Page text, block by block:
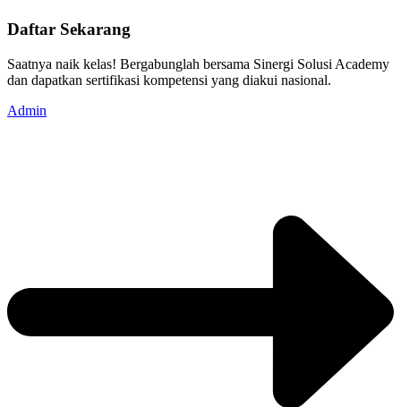
Daftar Sekarang
Saatnya naik kelas! Bergabunglah bersama Sinergi Solusi Academy
dan dapatkan sertifikasi kompetensi yang diakui nasional.
Admin